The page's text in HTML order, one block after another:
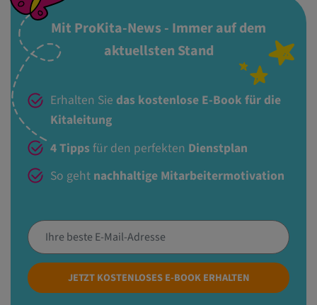
Mit ProKita-News - Immer auf dem
aktuellsten Stand
Erhalten Sie das kostenlose E-Book für die
Kitaleitung
4 Tipps für den perfekten Dienstplan
So geht nachhaltige Mitarbeitermotivation
JETZT KOSTENLOSES E-BOOK ERHALTEN